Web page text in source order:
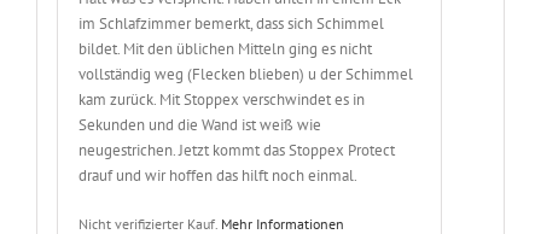
im Schlafzimmer bemerkt, dass sich Schimmel
bildet. Mit den üblichen Mitteln ging es nicht
vollständig weg (Flecken blieben) u der Schimmel
kam zurück. Mit Stoppex verschwindet es in
Sekunden und die Wand ist weiß wie
neugestrichen. Jetzt kommt das Stoppex Protect
drauf und wir hoffen das hilft noch einmal.
Nicht verifizierter Kauf. Mehr Informationen